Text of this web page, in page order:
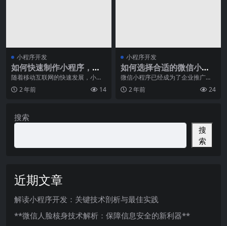
小程序开发
如何快速制作小程序，看
这里！
随着移动互联网的快速发展，小程
序已经成为当今的热门话题。作为
一种新兴的应用形式，
2 年前 14
小程序开发
如何选择合适的微信小程
序开发软件
微信小程序已经成为了企业推广和
服务的重要工具。然而，对于许多
企业和开发者来说，选
2 年前 24
搜索
搜
索
近期文章
解读小程序开发：关键技术剖析与最佳实践
**微信人脸核身技术解析：保障信息安全的新利器**